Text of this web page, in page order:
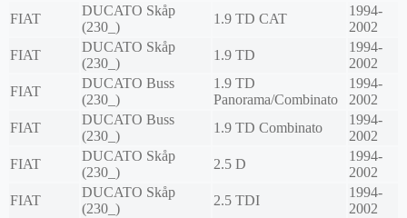
FIAT
DUCATO Skåp
(230_)
1.9 TD CAT
1994-
2002
FIAT
DUCATO Skåp
(230_)
1.9 TD
1994-
2002
FIAT
DUCATO Buss
(230_)
1.9 TD
Panorama/Combinato
1994-
2002
FIAT
DUCATO Buss
(230_)
1.9 TD Combinato
1994-
2002
FIAT
DUCATO Skåp
(230_)
2.5 D
1994-
2002
FIAT
DUCATO Skåp
(230_)
2.5 TDI
1994-
2002